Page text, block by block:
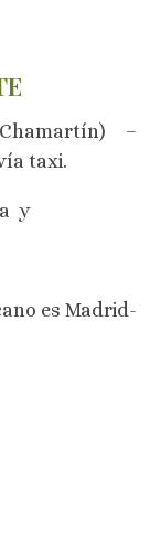
–
taxi.
y
es Madrid-